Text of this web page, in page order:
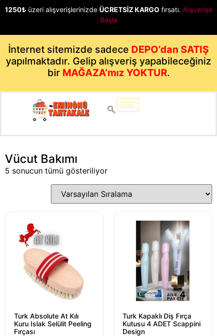
1250₺ üzeri alışverişlerinizde ÜCRETSİZ KARGO fırsatı. Alışverişe
Başla
İnternet sitemizde sadece DEPO’dan SATIŞ
yapılmaktadır. Gelip alışveriş yapabileceğiniz
bir MAĞAZA’mız YOKTUR.
Vücut Bakımı
5 sonucun tümü gösteriliyor
Turk Absolute At Kılı
Kuru Islak Selülit Peeling
Fırçası
Turk Kapaklı Diş Fırça
Kutusu 4 ADET Scappini
Design